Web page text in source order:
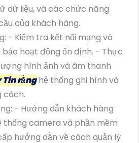
dữ liệu, và các chức năng
của khách hàng.
- Kiểm tra kết nối mạng và
bảo hoạt động ổn định. - Thực
hình ảnh và âm thanh
Tin rằnghệ thống ghi hình và
cách.
- Hướng dẫn khách hàng
thống camera và phần mềm
hướng dẫn về cách quản lý